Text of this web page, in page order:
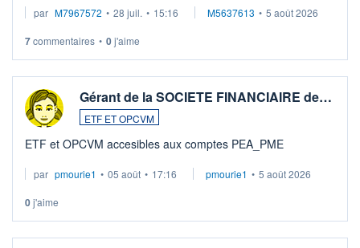
par M7967572 • 28 juil. • 15:16 M5637613 • 5 août 2026
7commentaires • 0j'aime
Gérant de la SOCIETE FINANCIAIRE de…
ETF ET OPCVM
ETF et OPCVM accesibles aux comptes PEA_PME
par pmourie1 • 05 août • 17:16 pmourie1 • 5 août 2026
0j'aime